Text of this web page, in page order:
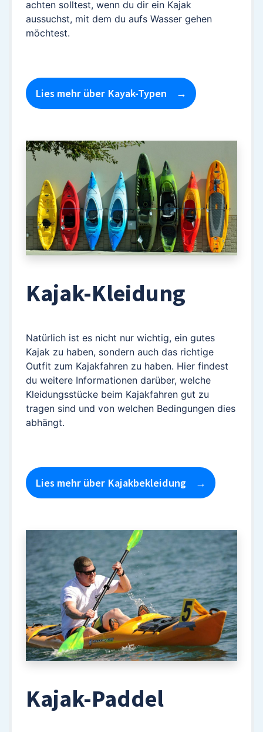
achten solltest, wenn du dir ein Kajak
aussuchst, mit dem du aufs Wasser gehen
möchtest.
Lies mehr über Kayak-Typen
Kajak-Kleidung
Natürlich ist es nicht nur wichtig, ein gutes
Kajak zu haben, sondern auch das richtige
Outfit zum Kajakfahren zu haben. Hier findest
du weitere Informationen darüber, welche
Kleidungsstücke beim Kajakfahren gut zu
tragen sind und von welchen Bedingungen dies
abhängt.
Lies mehr über Kajakbekleidung
Kajak-Paddel